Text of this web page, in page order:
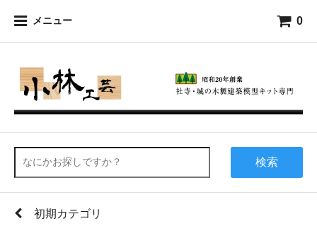
メニュー 0
検索
初期カテゴリ